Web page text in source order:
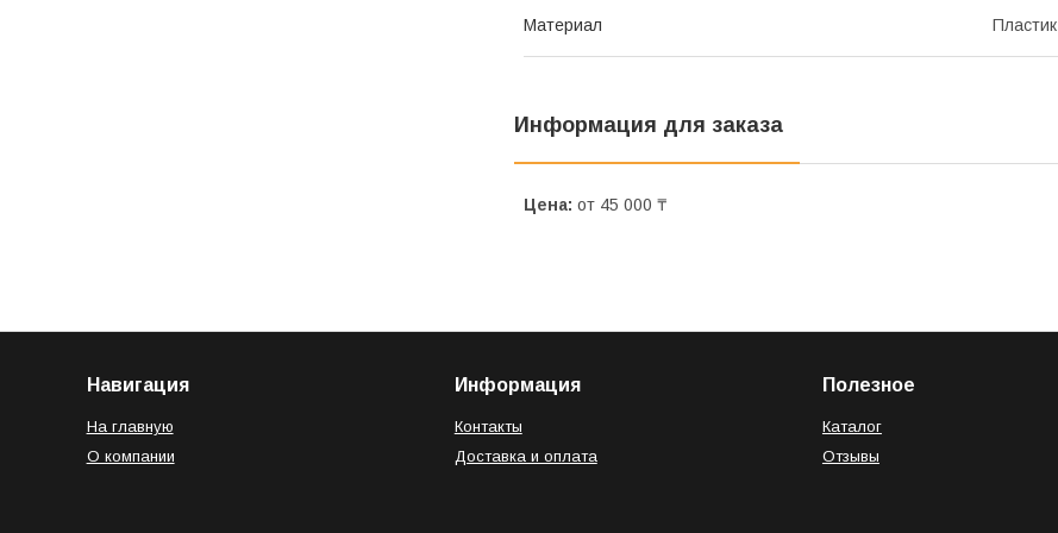
Материал Пластик
Информация для заказа
Цена: от 45 000 ₸
Навигация
На главную
О компании
Информация
Контакты
Доставка и оплата
Полезное
Каталог
Отзывы